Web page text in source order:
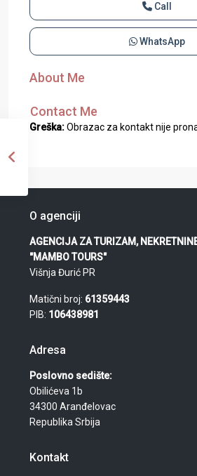
Call
WhatsApp
About Me
Contact Me
Greška:Obrazac za kontakt nije
O agenciji
AGENCIJA ZA TURIZAM,
"MAMBO TOURS"
Višnja Đurić PR
Matični broj: 61359443
PIB: 106438981
Adresa
Poslovno sedište:
Obilićeva 1b
34300 Aranđelovac
Republika Srbija
Kontakt